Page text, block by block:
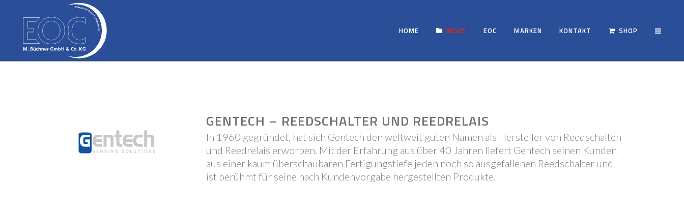
HOME NEWS EOC MARKEN KONTAKT SHOP
GENTECH – REEDSCHALTER UND REEDRELAIS
In 1960 gegründet, hat sich Gentech den weltweit guten Namen als Hersteller von Reedschalten
und Reedrelais erworben. Mit der Erfahrung aus über 40 Jahren liefert Gentech seinen Kunden
aus einer kaum überschaubaren Fertigungstiefe jeden noch so ausgefallenen Reedschalter und
ist berühmt für seine nach Kundenvorgabe hergestellten Produkte.